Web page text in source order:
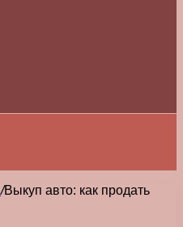
/Выкуп авто: как продать